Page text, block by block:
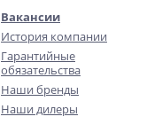
Вакансии
История компании
Гарантийные
обязательства
Наши бренды
Наши дилеры